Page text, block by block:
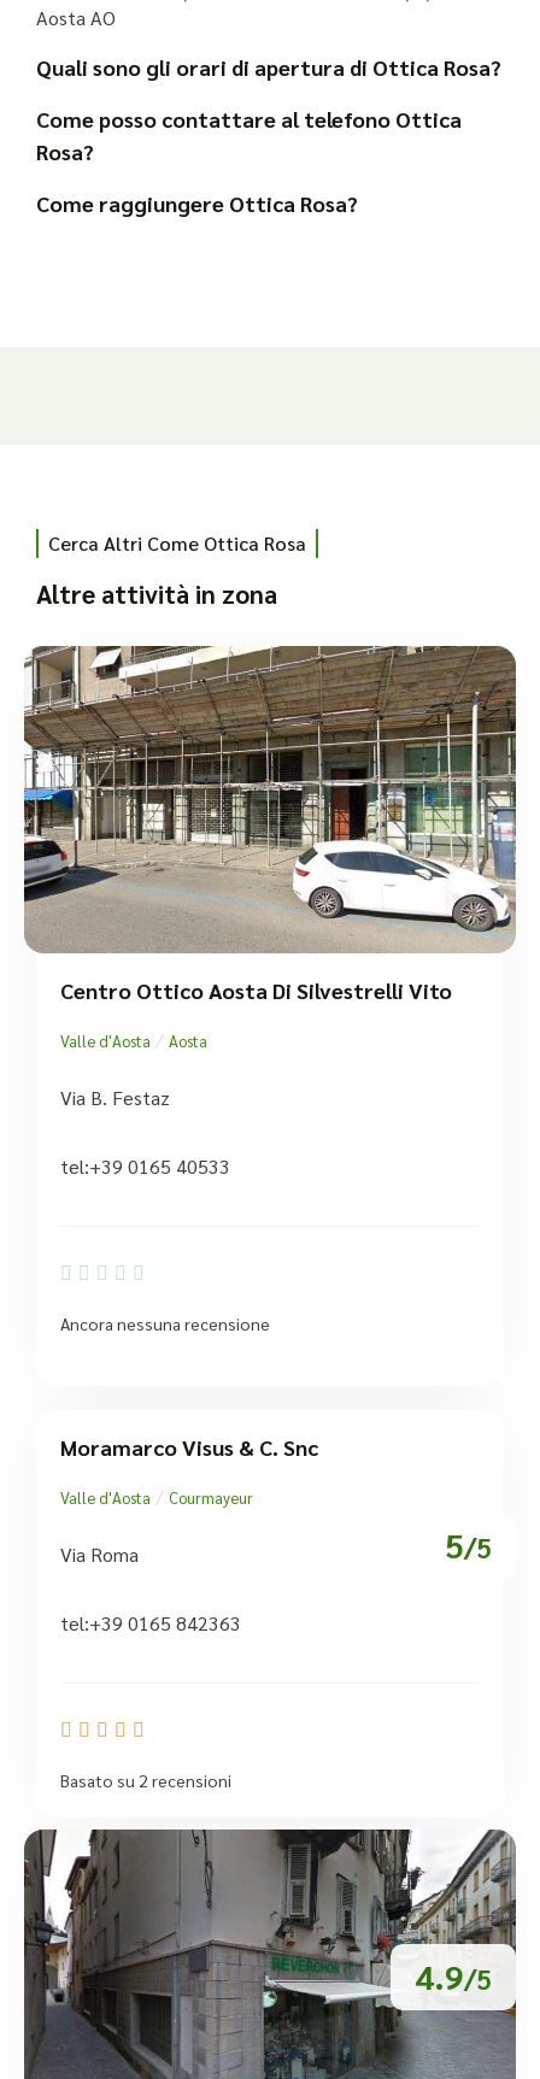
Aosta AO
Quali sono gli orari di apertura di Ottica Rosa?
Come posso contattare al telefono Ottica
Rosa?
Come raggiungere Ottica Rosa?
Cerca Altri Come Ottica Rosa
Altre attività in zona
Centro Ottico Aosta Di Silvestrelli Vito
Valle d'Aosta / Aosta
Via B. Festaz
tel:+39 0165 40533
    
Ancora nessuna recensione
5/5
Moramarco Visus & C. Snc
Valle d'Aosta / Courmayeur
Via Roma
tel:+39 0165 842363
    
Basato su 2 recensioni
4.9/5